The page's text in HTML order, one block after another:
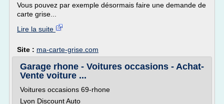
Vous pouvez par exemple désormais faire une demande de
carte grise...
Lire la suite
Site : ma-carte-grise.com
Garage rhone - Voitures occasions - Achat-
Vente voiture ...
Voitures occasions 69-rhone
Lyon Discount Auto